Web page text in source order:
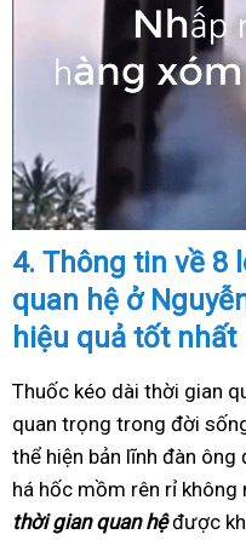
4. Thông tin về 8
quan hệ ở
hiệu quả tốt nhất
Thuốc kéo dài thời gian
quan trọng trong đời
thể hiện bản lĩnh đàn
há hốc mồm rên rỉ không
thời gian quan hệđược